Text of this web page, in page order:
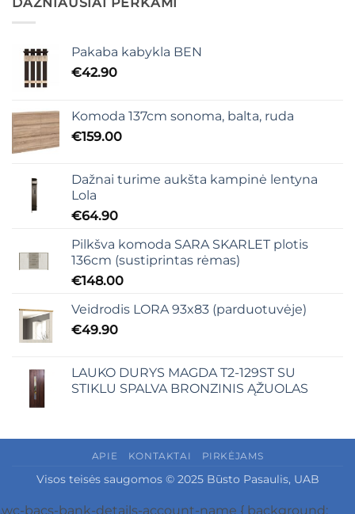
DAŽNIAUSIAI PERKAMI
Pakaba kabykla BEN
€42.90
Komoda 137cm sonoma, balta, ruda
€159.00
Dažnai turime aukšta kampinė lentyna
Lola
€64.90
Pilkšva komoda SARA SKARLET plotis
136cm (sustiprintas rėmas)
€148.00
Veidrodis LORA 93x83 (parduotuvėje)
€49.90
LAUKO DURYS MAGDA T2-129ST SU
STIKLU SPALVA BRONZINIS ĄŽUOLAS
APIE KONTAKTAI PIRKĖJAMS
Visos teisės saugomos © 2025 Būsto Pasaulis, UAB
.wc-bacs-bank-details-account-name { background: